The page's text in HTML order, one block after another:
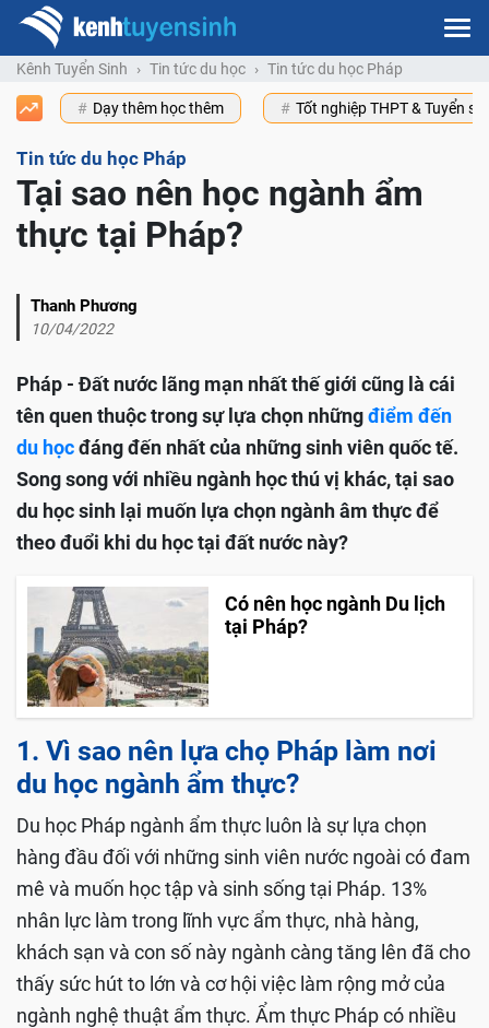
Kênh Tuyển Sinh Tin tức du học Tin tức du học Pháp
Dạy thêm học thêm Tốt nghiệp THPT & Tuyển
Tin tức du học Pháp
Tại sao nên học ngành ẩm
thực tại Pháp?
Thanh Phương
10/04/2022
Pháp - Đất nước lãng mạn nhất thế giới cũng là cái
tên quen thuộc trong sự lựa chọn nhữngđiểm đến
du họcđáng đến nhất của những sinh viên quốc tế.
Song song với nhiều ngành học thú vị khác, tại sao
du học sinh lại muốn lựa chọn ngành âm thực để
theo đuổi khi du học tại đất nước này?
Có nên học ngành Du lịch
tại Pháp?
1. Vì sao nên lựa chọ Pháp làm nơi
du học ngành ẩm thực?
Du học Pháp ngành ẩm thực luôn là sự lựa chọn
hàng đầu đối với những sinh viên nước ngoài có đam
mê và muốn học tập và sinh sống tại Pháp. 13%
nhân lực làm trong lĩnh vực ẩm thực, nhà hàng,
khách sạn và con số này ngành càng tăng lên đã cho
thấy sức hút to lớn và cơ hội việc làm rộng mở của
ngành nghệ thuật ẩm thực. Ẩm thực Pháp có nhiều